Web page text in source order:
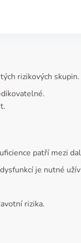
rizikových
patří mezi
je nutné
rizika.